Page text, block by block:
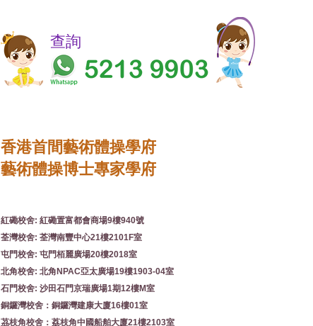
​​查詢
香港首間藝術體操學府
藝術體操博士專家學府
紅磡校舍: 紅磡置富都會商場9樓940號
荃灣校舍: 荃灣南豐中心21樓2101F室
屯門校舍: 屯門栢麗廣場20樓2018室
北角校舍: 北角NPAC亞太廣場19樓1903-04室
石門校舍: 沙田石門京瑞廣場1期12樓M室
銅鑼灣校舍：銅鑼灣建康大廈16樓01室
茘枝角校舍：荔枝角中國船舶大廈21樓2103室